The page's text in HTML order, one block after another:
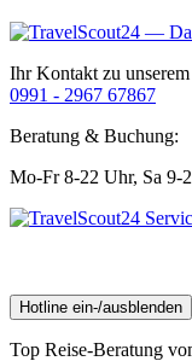
Ihr Kontakt zu
0991 - 2967 67867
Beratung & Buchung:
Mo-Fr 8-22 Uhr, Sa 9-
Hotline ein-/ausblenden
Top Reise-Beratung